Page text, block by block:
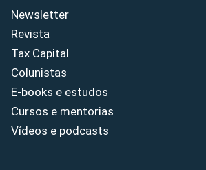
Newsletter
Revista
Tax Capital
Colunistas
E-books e estudos
Cursos e mentorias
Vídeos e podcasts